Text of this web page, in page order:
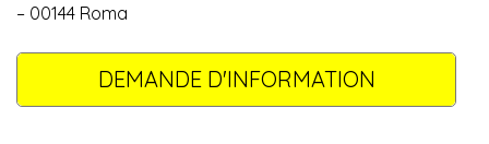
– 00144 Roma
DEMANDE D'INFORMATION